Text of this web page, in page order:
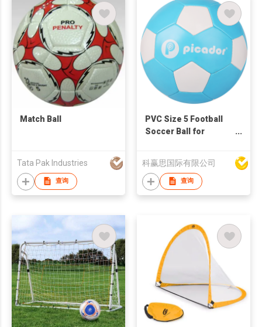
Match Ball
Tata Pak Industries
查询
PVC Size 5 Football
Soccer Ball for
科赢思国际有限公司
查询